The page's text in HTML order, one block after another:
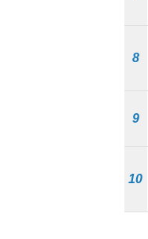
8
9
10